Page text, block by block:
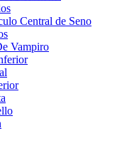
Central de Seno
Vampiro